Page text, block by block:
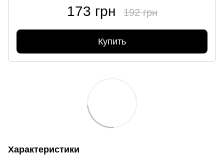
173 грн 192 грн
Купить
Характеристики